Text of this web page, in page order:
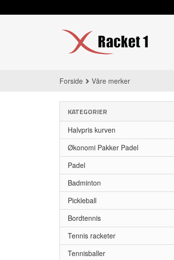
til
Forside Våre merker
KATEGORIER
Halvpris kurven
Økonomi Pakker Padel
Padel
Badminton
Pickleball
Bordtennis
Tennis racketer
Tennisballer